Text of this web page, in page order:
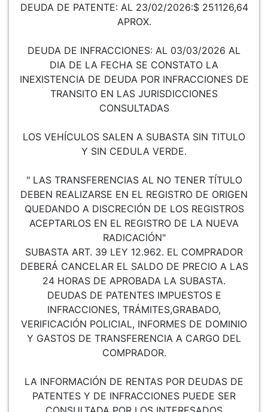
DEUDA DE PATENTE: AL 23/02/2026:$ 251126,64
APROX.
DEUDA DE INFRACCIONES: AL 03/03/2026 AL
DIA DE LA FECHA SE CONSTATO LA
INEXISTENCIA DE DEUDA POR INFRACCIONES DE
TRANSITO EN LAS JURISDICCIONES
CONSULTADAS
LOS VEHÍCULOS SALEN A SUBASTA SIN TITULO
Y SIN CEDULA VERDE.
" LAS TRANSFERENCIAS AL NO TENER TÍTULO
DEBEN REALIZARSE EN EL REGISTRO DE ORIGEN
QUEDANDO A DISCRECIÓN DE LOS REGISTROS
ACEPTARLOS EN EL REGISTRO DE LA NUEVA
RADICACIÓN"
SUBASTA ART. 39 LEY 12.962. EL COMPRADOR
DEBERÁ CANCELAR EL SALDO DE PRECIO A LAS
24 HORAS DE APROBADA LA SUBASTA.
DEUDAS DE PATENTES IMPUESTOS E
INFRACCIONES, TRÁMITES,GRABADO,
VERIFICACIÓN POLICIAL, INFORMES DE DOMINIO
Y GASTOS DE TRANSFERENCIA A CARGO DEL
COMPRADOR.
LA INFORMACIÓN DE RENTAS POR DEUDAS DE
PATENTES Y DE INFRACCIONES PUEDE SER